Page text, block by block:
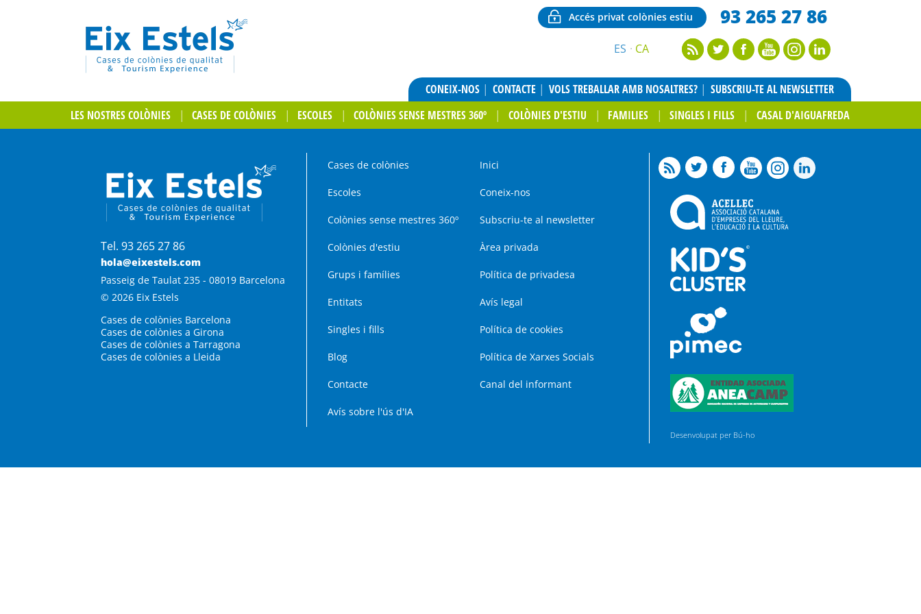
Accés privat colònies estiu 93 265 27 86
ES CA
CONEIX-NOS CONTACTE VOLS TREBALLAR AMB NOSALTRES?
SUBSCRIU-TE AL NEWSLETTER
LES NOSTRES COLÒNIES
CASES DE COLÒNIES ESCOLES COLÒNIES SENSE MESTRES 360º COLÒNIES D'ESTIU FAMILIES SINGLES I FILLS CASAL D'AIGUAFREDA
Tel. 93 265 27 86
hola@eixestels.com
Passeig de Taulat 235 - 08019 Barcelona
© 2026 Eix Estels
Cases de colònies Barcelona
Cases de colònies a Girona
Cases de colònies a Tarragona
Cases de colònies a Lleida
Cases de colònies Inici
Escoles Coneix-nos
Colònies sense mestres 360º Subscriu-te al newsletter
Colònies d'estiu Àrea privada
Grups i famílies Política de privadesa
Entitats Avís legal
Singles i fills Política de cookies
Blog Política de Xarxes Socials
Contacte Canal del informant
Avís sobre l'ús d'IA
Desenvolupat per Bú-ho